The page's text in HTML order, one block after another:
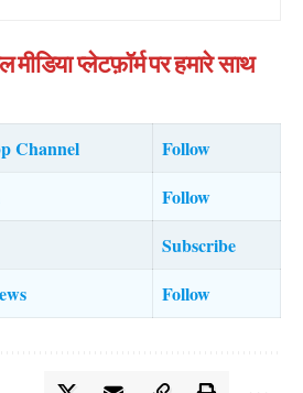
मीडिया प्लेटफ़ॉर्म पर हमारे साथ
Channel
Follow
Follow
Subscribe
Follow